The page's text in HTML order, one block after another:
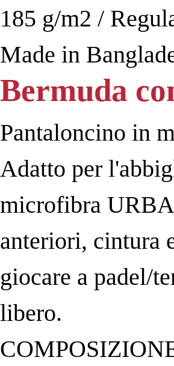
185 g/m2 /
Made in
Bermuda
Pantaloncino in
Adatto per
microfibra
anteriori, cintura
giocare a padel/
libero.